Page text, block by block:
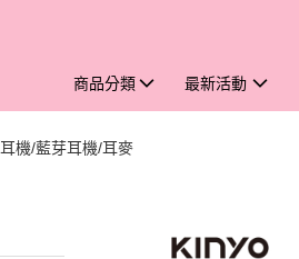
商品分類 最新活動
耳機/藍芽耳機/耳麥